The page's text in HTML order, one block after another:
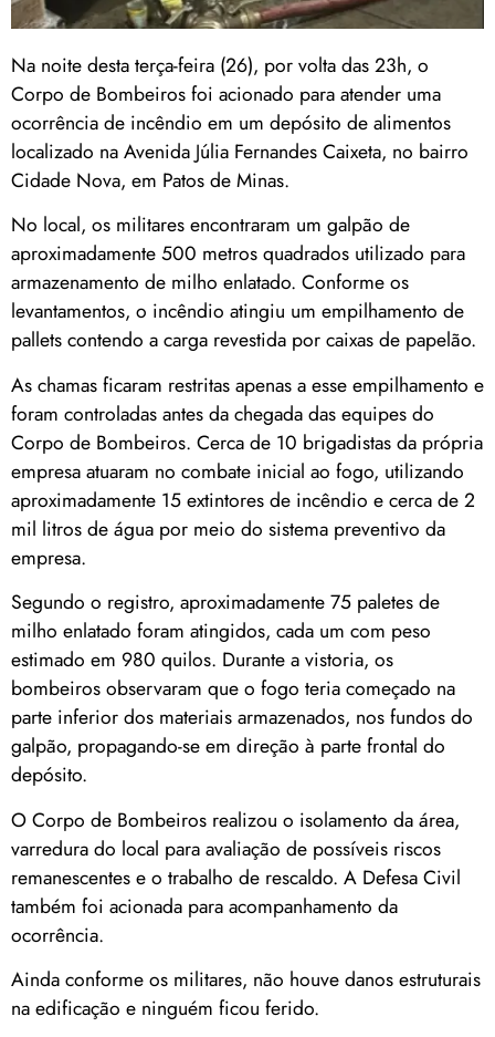
Na noite desta terça-feira (26), por volta das 23h, o
Corpo de Bombeiros foi acionado para atender uma
ocorrência de incêndio em um depósito de alimentos
localizado na Avenida Júlia Fernandes Caixeta, no bairro
Cidade Nova, em Patos de Minas.
No local, os militares encontraram um galpão de
aproximadamente 500 metros quadrados utilizado para
armazenamento de milho enlatado. Conforme os
levantamentos, o incêndio atingiu um empilhamento de
pallets contendo a carga revestida por caixas de papelão.
As chamas ficaram restritas apenas a esse empilhamento e
foram controladas antes da chegada das equipes do
Corpo de Bombeiros. Cerca de 10 brigadistas da própria
empresa atuaram no combate inicial ao fogo, utilizando
aproximadamente 15 extintores de incêndio e cerca de 2
mil litros de água por meio do sistema preventivo da
empresa.
Segundo o registro, aproximadamente 75 paletes de
milho enlatado foram atingidos, cada um com peso
estimado em 980 quilos. Durante a vistoria, os
bombeiros observaram que o fogo teria começado na
parte inferior dos materiais armazenados, nos fundos do
galpão, propagando-se em direção à parte frontal do
depósito.
O Corpo de Bombeiros realizou o isolamento da área,
varredura do local para avaliação de possíveis riscos
remanescentes e o trabalho de rescaldo. A Defesa Civil
também foi acionada para acompanhamento da
ocorrência.
Ainda conforme os militares, não houve danos estruturais
na edificação e ninguém ficou ferido.